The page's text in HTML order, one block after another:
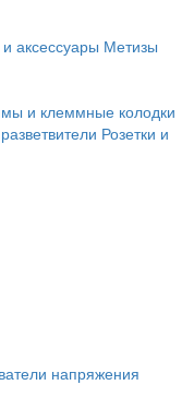
аксессуары Метизы
и клеммные колодки
Розетки и
напряжения